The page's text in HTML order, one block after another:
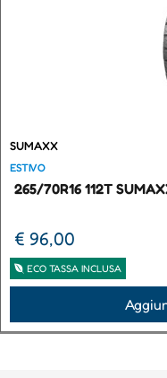
SUMAXX
ESTIVO
265/70R16 112T
€ 96,00
ECO TASSA INCLUSA